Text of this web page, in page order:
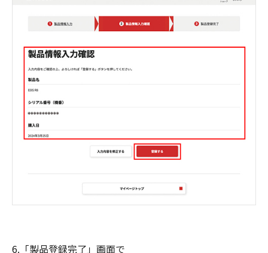
6.「製品登録完了」画面で